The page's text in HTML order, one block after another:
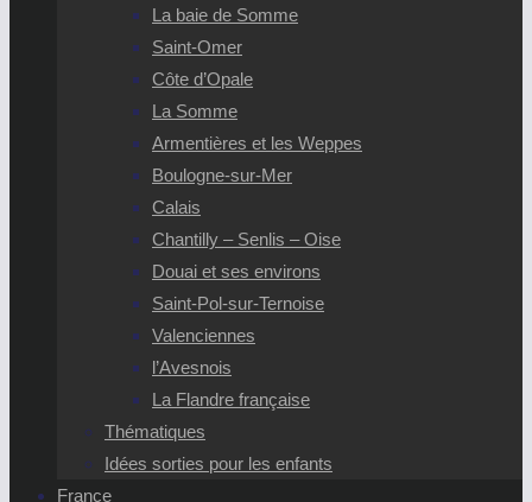
La baie de Somme
Saint-Omer
Côte d’Opale
La Somme
Armentières et les Weppes
Boulogne-sur-Mer
Calais
Chantilly – Senlis – Oise
Douai et ses environs
Saint-Pol-sur-Ternoise
Valenciennes
l’Avesnois
La Flandre française
Thématiques
Idées sorties pour les enfants
France